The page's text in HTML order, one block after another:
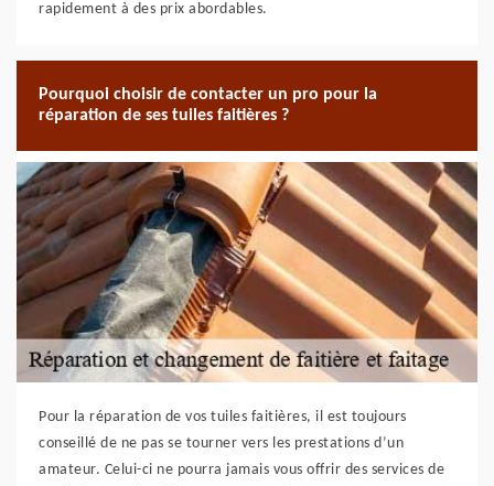
rapidement à des prix abordables.
Pourquoi choisir de contacter un pro pour la
réparation de ses tuiles faitières ?
Pour la réparation de vos tuiles faitières, il est toujours
conseillé de ne pas se tourner vers les prestations d’un
amateur. Celui-ci ne pourra jamais vous offrir des services de